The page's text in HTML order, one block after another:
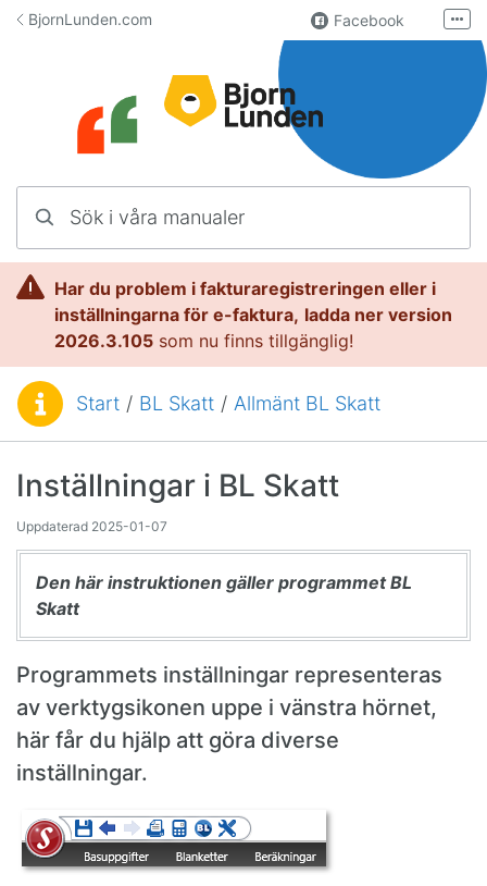
Hoppa till innehåll
BjornLunden.com Facebook
Användargrupp
Kontakta oss
Fler
Har du problem i fakturaregistreringen eller i
inställningarna för e-faktura, ladda ner version
2026.3.105 som nu finns tillgänglig!
Du är här:Start / BL Skatt / Allmänt BL Skatt
Inställningar i BL Skatt
Uppdaterad 2025-01-07
Den här instruktionen gäller programmet BL
Skatt
Programmets inställningar representeras
av verktygsikonen uppe i vänstra hörnet,
här får du hjälp att göra diverse
inställningar.